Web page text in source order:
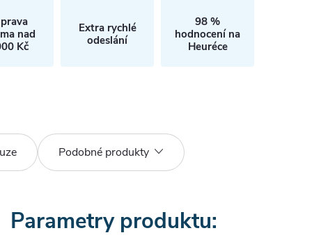
nad
Kč
Extra rychlé
odeslání
98 %
hodnocení na
Heuréce
Podobné produkty
Parametry produktu: